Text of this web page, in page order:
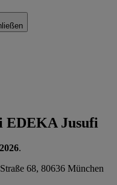
EDEKA Jusufi
.
68, 80636 München